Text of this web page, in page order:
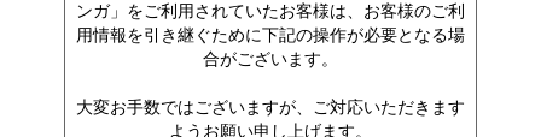
ンガ」をご利用されていたお客様は、お客様のご利
用情報を引き継ぐために下記の操作が必要となる場
合がございます。
大変お手数ではございますが、ご対応いただきます
ようお願い申し上げます。